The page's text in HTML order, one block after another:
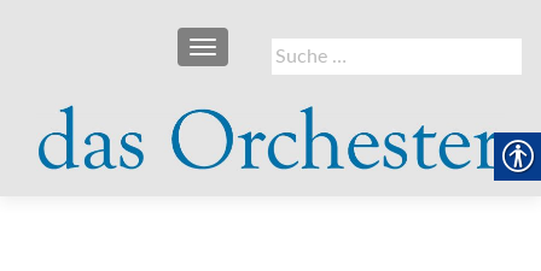
Suche
nach:
SCHALTE NAVIGATION